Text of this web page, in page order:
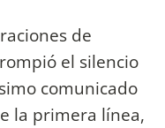
de
rompió el silencio
comunicado
la primera línea,